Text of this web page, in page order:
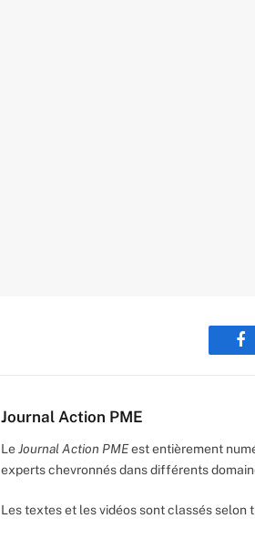
Journal Action PME
LeJournal Action PMEest entièrement
experts chevronnés dans différents
Les textes et les vidéos sont classés selon